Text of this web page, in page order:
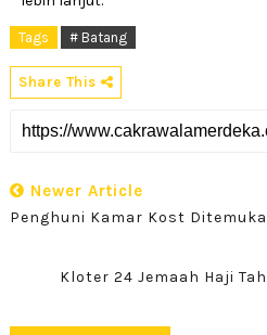
Tags # Batang
Share This
Newer Article
Penghuni Kamar Kost
Kloter 24 Jemaah Haji